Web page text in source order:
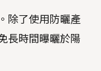
除了使用防曬產
長時間曝曬於陽